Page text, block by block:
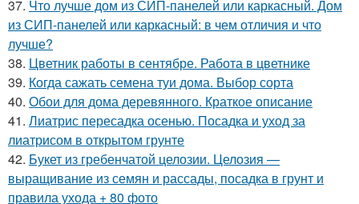
37. Что лучше дом из СИП-панелей или каркасный. Дом
из СИП-панелей или каркасный: в чем отличия и что
лучше?
38. Цветник работы в сентябре. Работа в цветнике
39. Когда сажать семена туи дома. Выбор сорта
40. Обои для дома деревянного. Краткое описание
41. Лиатрис пересадка осенью. Посадка и уход за
лиатрисом в открытом грунте
42. Букет из гребенчатой целозии. Целозия —
выращивание из семян и рассады, посадка в грунт и
правила ухода + 80 фото